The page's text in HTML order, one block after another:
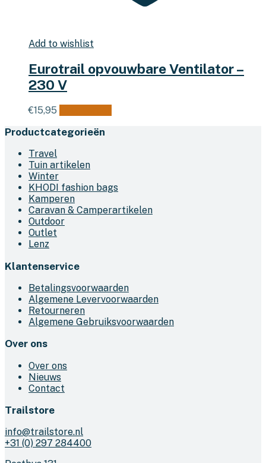
Add to wishlist
Eurotrail opvouwbare Ventilator –
230 V
€15,95
Productcategorieën
Travel
Tuin artikelen
Winter
KHODI fashion bags
Kamperen
Caravan & Camperartikelen
Outdoor
Outlet
Lenz
Klantenservice
Betalingsvoorwaarden
Algemene Levervoorwaarden
Retourneren
Algemene Gebruiksvoorwaarden
Over ons
Over ons
Nieuws
Contact
Trailstore
info@trailstore.nl
+31 (0) 297 284400